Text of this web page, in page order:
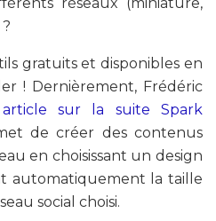
gratuits et disponibles en
! Dernièrement, Frédéric
sur la suite Spark
de créer des contenus
en choisissant un design
automatiquement la taille
social choisi.